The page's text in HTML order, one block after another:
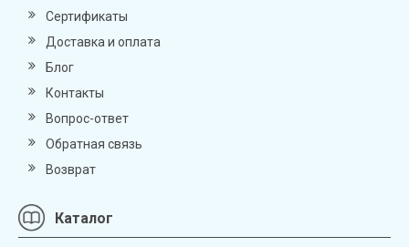
Сертификаты
Доставка и оплата
Блог
Контакты
Вопрос-ответ
Обратная связь
Возврат
Каталог